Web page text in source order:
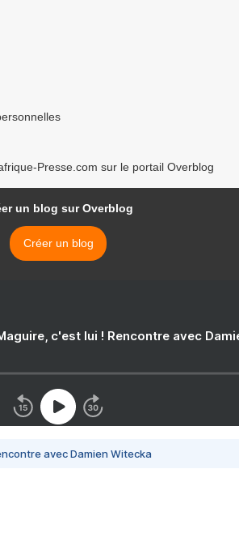
Presse.com sur le portail Overblog
un blog sur Overblog
Créer un blog
c'est lui ! Rencontre avec
avec Damien Witecka